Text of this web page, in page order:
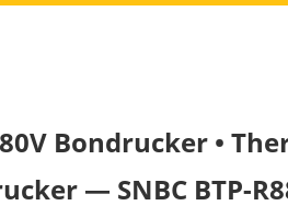
Bondrucker •
— SNBC BTP-